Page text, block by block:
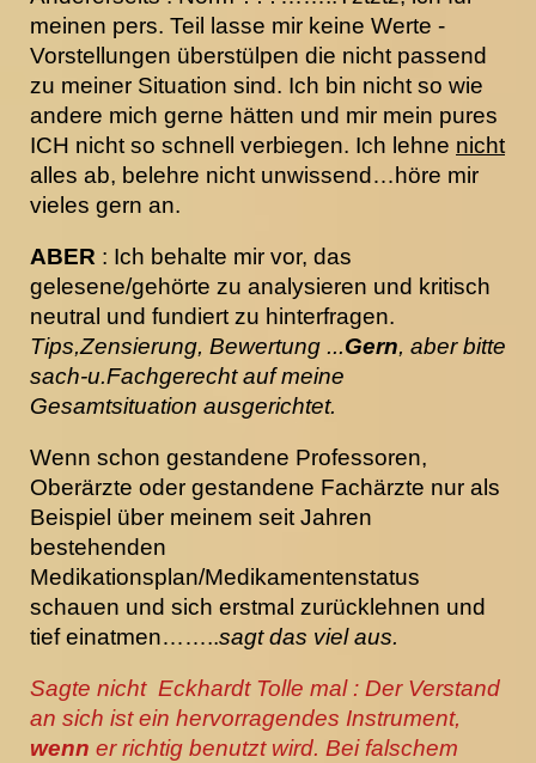
meinen pers. Teil lasse mir keine Werte -
Vorstellungen überstülpen die nicht passend
zu meiner Situation sind. Ich bin nicht so wie
andere mich gerne hätten und mir mein pures
ICH nicht so schnell verbiegen. Ich lehne nicht
alles ab, belehre nicht unwissend…höre mir
vieles gern an.
ABER : Ich behalte mir vor, das
gelesene/gehörte zu analysieren und kritisch
neutral und fundiert zu hinterfragen.
Tips,Zensierung, Bewertung ...Gern, aber bitte
sach-u.Fachgerecht auf meine
Gesamtsituation ausgerichtet.
Wenn schon gestandene Professoren,
Oberärzte oder gestandene Fachärzte nur als
Beispiel über meinem seit Jahren
bestehenden
Medikationsplan/Medikamentenstatus
schauen und sich erstmal zurücklehnen und
tief einatmen……..sagt das viel aus.
Sagte nicht Eckhardt Tolle mal : Der Verstand
an sich ist ein hervorragendes Instrument,
wenn er richtig benutzt wird. Bei falschem